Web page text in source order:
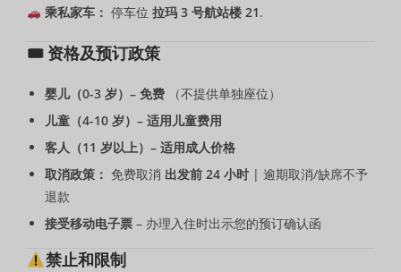
乘私家车： 停车位 拉玛 3 号航站楼 21.
🎟 资格及预订政策
婴儿（0-3 岁）– 免费 （不提供单独座位）
儿童（4-10 岁）– 适用儿童费用
客人（11 岁以上）– 适用成人价格
取消政策： 免费取消 出发前 24 小时 | 逾期取消/缺席不予
退款
接受移动电子票 – 办理入住时出示您的预订确认函
禁止和限制